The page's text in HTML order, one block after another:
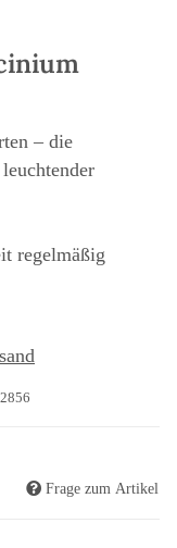
– die
regelmäßig
Frage zum Artikel